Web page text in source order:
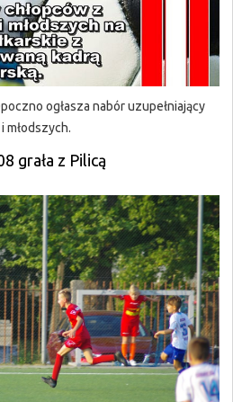
ogłasza nabór uzupełniający
młodszych.
grała z Pilicą